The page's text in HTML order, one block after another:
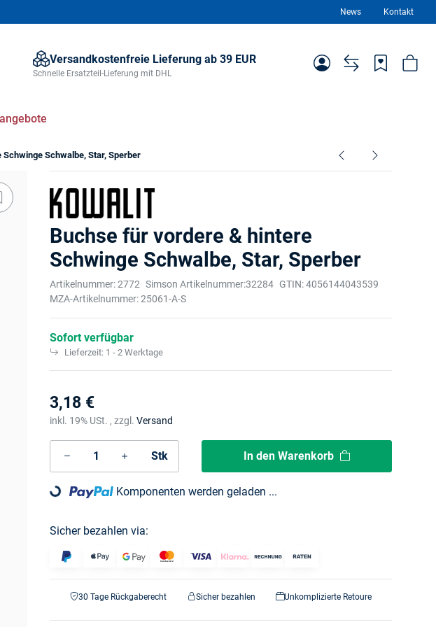
News Kontakt
Versandkostenfreie Lieferung ab 39 EUR
Schnelle Ersatzteil-Lieferung mit DHL
Schwalbe, Star, Sperber
Buchse für vordere & hintere
Schwinge Schwalbe, Star, Sperber
Artikelnummer:2772 Simson Artikelnummer:32284 GTIN:4056144043539
MZA-Artikelnummer:25061-A-S
Sofort verfügbar
Lieferzeit: 1 - 2 Werktage
3,18 €
inkl. 19% USt. , zzgl.Versand
Stk In den Warenkorb
Loading... Komponenten werden geladen ...
Sicher bezahlen via:
30 Tage Rückgaberecht Sicher bezahlen Unkomplizierte Retoure